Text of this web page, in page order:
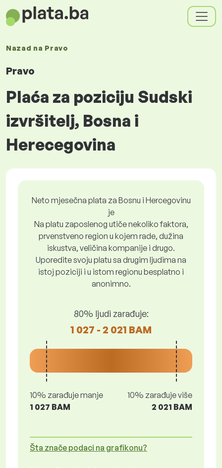
Nazad na Pravo
Pravo
Plaća za poziciju Sudski
izvršitelj, Bosna i
Herecegovina
Neto mjesečna plata za Bosnu i Hercegovinu
je
Na platu zaposlenog utiče nekoliko faktora,
prvenstveno region u kojem rade, dužina
iskustva, veličina kompanije i drugo.
Uporedite svoju platu sa drugim ljudima na
istoj poziciji i u istom regionu besplatno i
anonimno.
80% ljudi zarađuje:
1 027 - 2 021 BAM
10% zarađuje manje
1 027 BAM
10% zarađuje više
2 021 BAM
Šta znače podaci na grafikonu?